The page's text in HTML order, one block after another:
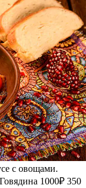
с овощами.
Говядина 1000₽ 350